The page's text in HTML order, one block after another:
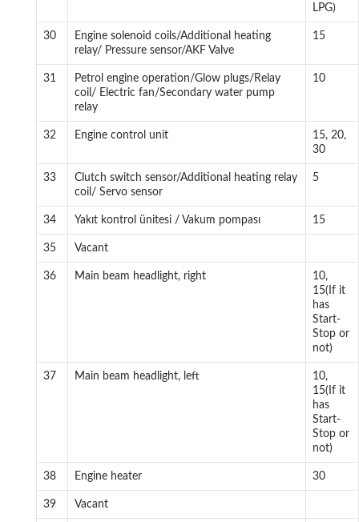
LPG)
30
Engine solenoid coils/Additional heating
relay/ Pressure sensor/AKF Valve
15
31
Petrol engine operation/Glow plugs/Relay
coil/ Electric fan/Secondary water pump
relay
10
32 Engine control unit
15, 20,
30
33
Clutch switch sensor/Additional heating relay
coil/ Servo sensor
5
34 Yakıt kontrol ünitesi / Vakum pompası 15
35 Vacant
36 Main beam headlight, right
10,
15(If it
has
Start-
Stop or
not)
37 Main beam headlight, left
10,
15(If it
has
Start-
Stop or
not)
38 Engine heater 30
39 Vacant